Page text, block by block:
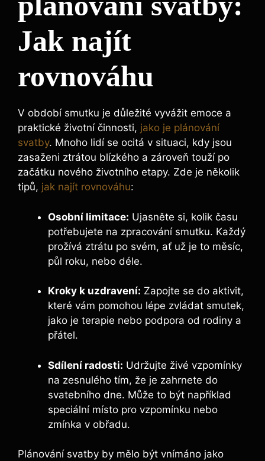
Jak najít
rovnováhu
V období smutku je důležité vyvážit emoce a
praktické životní činnosti, jako je plánování
svatby. Mnoho lidí se ocitá v situaci, kdy jsou
zasaženi ztrátou blízkého a zároveň touží po
začátku nového životního etapy. Zde je několik
tipů, jak najít rovnováhu:
Osobní limitace: Ujasněte si, kolik času
potřebujete na zpracování smutku. Každý
prožívá ztrátu po svém, ať už je to měsíc,
půl roku, nebo déle.
Kroky k uzdravení: Zapojte se do aktivit,
které vám pomohou lépe zvládat smutek,
jako je terapie nebo podpora od rodiny a
přátel.
Sdílení radosti: Udržujte živé vzpomínky
na zesnulého tím, že je zahrnete do
svatebního dne. Může to být například
speciální místo pro vzpomínku nebo
zmínka v obřadu.
Plánování svatby by mělo být vnímáno jako